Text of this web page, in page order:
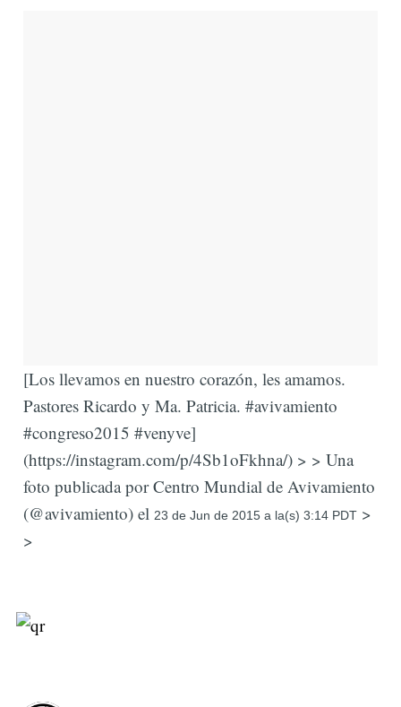
[Los llevamos en nuestro corazón, les amamos.
Pastores Ricardo y Ma. Patricia. #avivamiento
#congreso2015 #venyve]
(https://instagram.com/p/4Sb1oFkhna/) > > Una
foto publicada por Centro Mundial de Avivamiento
(@avivamiento) el 23 de Jun de 2015 a la(s) 3:14 PDT>
>